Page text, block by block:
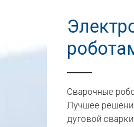
Сварочные
Лучшее
дуговой